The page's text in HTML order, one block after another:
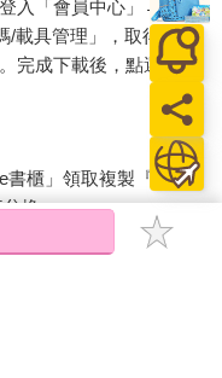
（柏林地底世
有的參觀希特勒的地下
你走一條冷戰時期，東
線如「希特勒的大日耳
都非常引人入勝，有興
，選一條不為
尚未整型之前去走走，
入「會員中心」→「我
/載具管理」，取得通行
完成下載後，點選任一
櫃」領取複製『兌換
換。
子書僅能以金石堂專屬